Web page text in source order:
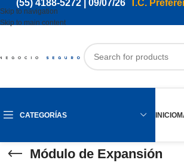
Skip to navigation
Skip to main content
(55) 4188-5272| 09/07/26 T.C.
CATEGORÍAS INICIO
Módulo de Expansión